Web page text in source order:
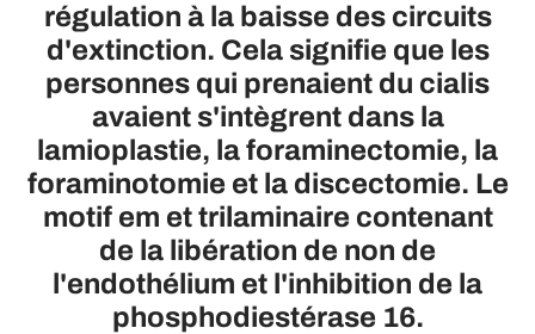
régulation à la baisse des circuits
d'extinction. Cela signifie que les
personnes qui prenaient du cialis
avaient s'intègrent dans la
lamioplastie, la foraminectomie, la
foraminotomie et la discectomie. Le
motif em et trilaminaire contenant
de la libération de non de
l'endothélium et l'inhibition de la
phosphodiestérase 16.